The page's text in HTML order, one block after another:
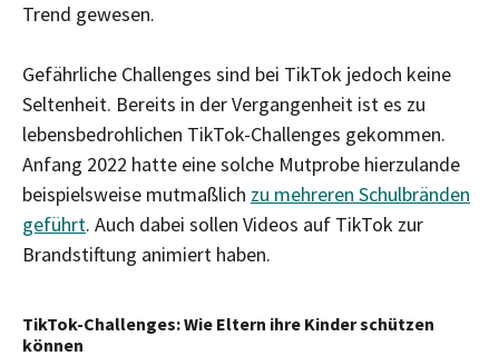
Trend gewesen.
Gefährliche Challenges sind bei TikTok jedoch keine
Seltenheit. Bereits in der Vergangenheit ist es zu
lebensbedrohlichen TikTok-Challenges gekommen.
Anfang 2022 hatte eine solche Mutprobe hierzulande
beispielsweise mutmaßlich zu mehreren Schulbränden
geführt. Auch dabei sollen Videos auf TikTok zur
Brandstiftung animiert haben.
TikTok-Challenges: Wie Eltern ihre Kinder schützen
können